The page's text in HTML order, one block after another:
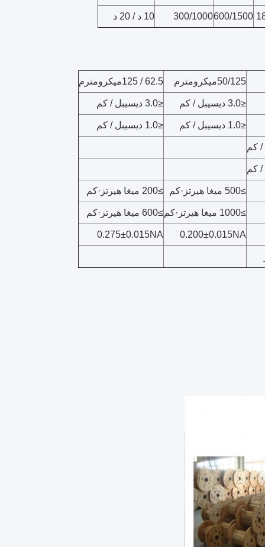
600/1500
300/1000 10 د / 20 د
50/125ميكرومتر م 62.5 / 125 ميكرومتر م
≤3.0 ديسيبل / كم ≤3.0 ديسيبل / كم
≤1.0 ديسيبل / كم ≤1.0 ديسيبل / كم
≥500 ميغا هيرتز ·كم ≥200 ميغا هيرتز ·كم
≥1000 ميغا هيرتز ·كم≥600 ميغا هيرتز ·كم
0.200± 0.015NA
0.275± 0.015NA